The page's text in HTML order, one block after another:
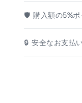
🛡️ 購入額の5%ポ
🔒 安全なお支払